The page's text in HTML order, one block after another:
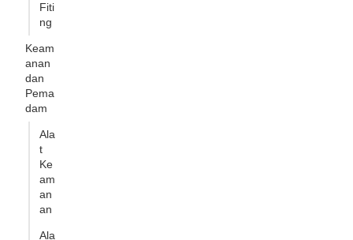
Fiti
ng
Keam
anan
dan
Pema
dam
Ala
t
Ke
am
an
an
Ala